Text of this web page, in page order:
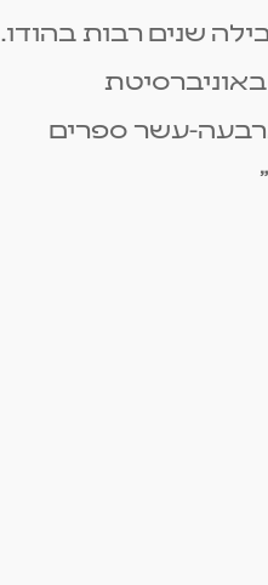
ומדיטציית ויפאסנה החלה בשנת 1975, מאז בילה שנים רבות בהודו.
באוניברסיטת
ארבעה-עשר ספרים